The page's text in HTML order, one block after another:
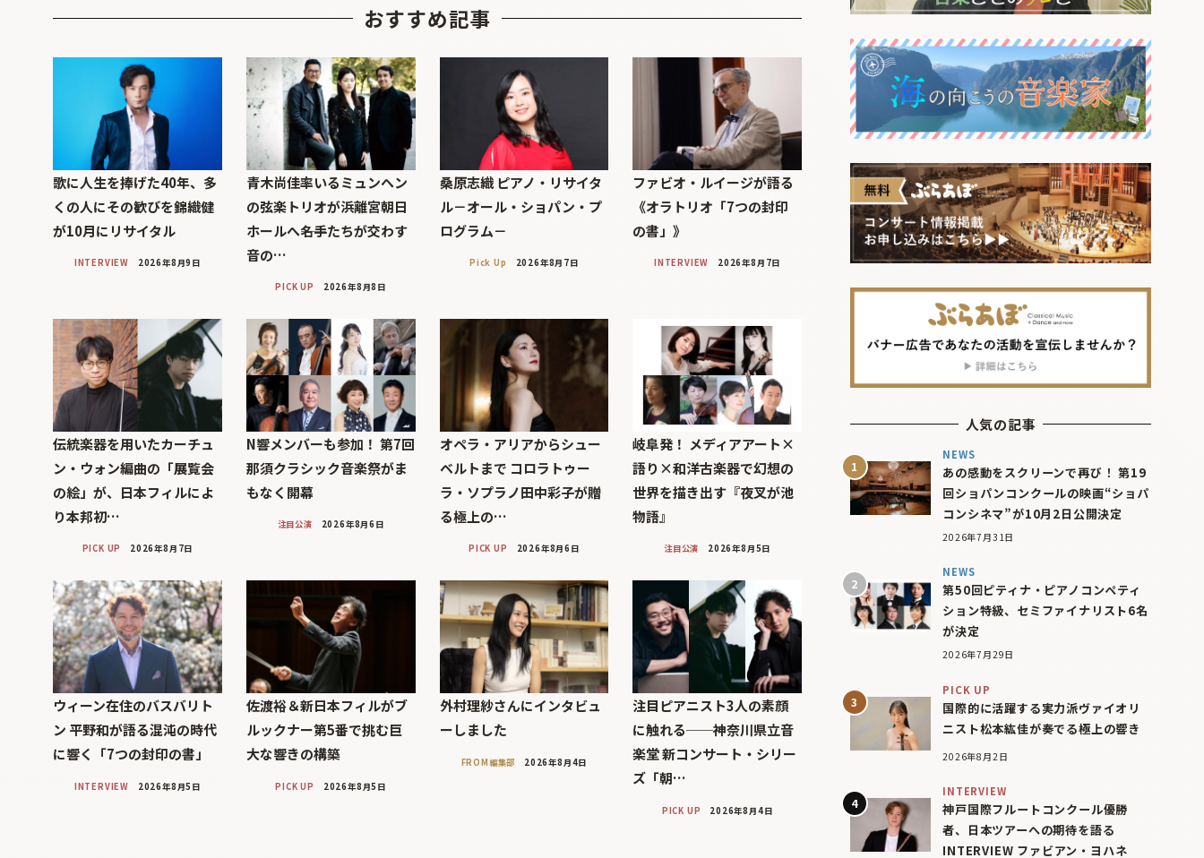
おすすめ記事
歌に人生を捧げた40年、多
くの人にその歓びを錦織健
が10月にリサイタル
INTERVIEW 2026年8月9日
青木尚佳率いるミュンヘン
の弦楽トリオが浜離宮朝日
ホールへ――名手たちが交わす
音の…
PICK UP 2026年8月8日
桑原志織 ピアノ・リサイタ
ル－オール・ショパン・プ
ログラム－
Pick Up 2026年8月7日
ファビオ・ルイージが語る
《オラトリオ「7つの封印
の書」》
INTERVIEW 2026年8月7日
伝統楽器を用いたカーチュ
ン・ウォン編曲の「展覧会
の絵」が、日本フィルによ
り本邦初…
PICK UP 2026年8月7日
N響メンバーも参加！ 第7回
那須クラシック音楽祭がま
もなく開幕
注目公演 2026年8月6日
オペラ・アリアからシュー
ベルトまで コロラトゥー
ラ・ソプラノ田中彩子が贈
る極上の…
PICK UP 2026年8月6日
岐阜発！ メディアアート×
語り×和洋古楽器で幻想の
世界を描き出す『夜叉が池
物語』
注目公演 2026年8月5日
ウィーン在住のバスバリト
ン 平野和が語る混沌の時代
に響く「7つの封印の書」
INTERVIEW 2026年8月5日
佐渡裕＆新日本フィルがブ
ルックナー第5番で挑む巨
大な響きの構築
PICK UP 2026年8月5日
外村理紗さんにインタビュ
ーしました
FROM編集部 2026年8月4日
注目ピアニスト3人の素顔
に触れる──神奈川県立音
楽堂 新コンサート・シリー
ズ「朝…
PICK UP 2026年8月4日
人気の記事
NEWS
あの感動をスクリーンで再び！ 第19
回ショパンコンクールの映画“ショパ
コンシネマ”が10月2日公開決定
2026年7月31日
NEWS
第50回ピティナ・ピアノコンペティ
ション特級、セミファイナリスト6名
が決定
2026年7月29日
PICK UP
国際的に活躍する実力派ヴァイオリ
ニスト松本紘佳が奏でる極上の響き
2026年8月2日
INTERVIEW
神戸国際フルートコンクール優勝
者、日本ツアーへの期待を語る
INTERVIEW ファビアン・ヨハネ